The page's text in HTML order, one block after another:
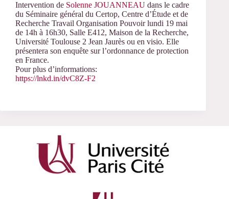
Intervention de Solenne JOUANNEAU dans le cadre
du Séminaire général du Certop, Centre d’Étude et de
Recherche Travail Organisation Pouvoir lundi 19 mai
de 14h à 16h30, Salle E412, Maison de la Recherche,
Université Toulouse 2 Jean Jaurès ou en visio. Elle
présentera son enquête sur l’ordonnance de protection
en France.
Pour plus d’informations:
https://lnkd.in/dvC8Z-F2